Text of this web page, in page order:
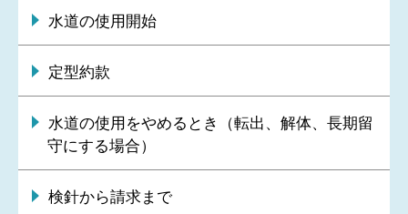
水道の使用開始
定型約款
水道の使用をやめるとき（転出、解体、長期留
守にする場合）
検針から請求まで